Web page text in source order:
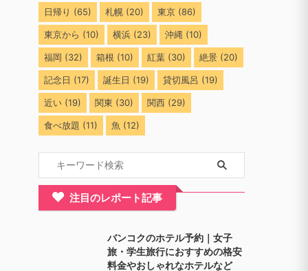
日帰り (65) 札幌 (20) 東京 (86)
東京から (10) 横浜 (23) 沖縄 (10)
福岡 (32) 箱根 (10) 紅葉 (30) 絶景 (20)
記念日 (17) 誕生日 (19) 貸切風呂 (19)
近い (19) 関東 (30) 関西 (29)
食べ放題 (11) 魚 (12)
注目のレポート記事
バンコクのホテル予約｜女子
旅・学生旅行におすすめの格安
料金やおしゃれなホテルなど